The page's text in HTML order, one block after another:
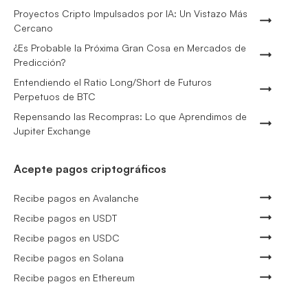
Proyectos Cripto Impulsados por IA: Un Vistazo Más
Cercano
¿Es Probable la Próxima Gran Cosa en Mercados de
Predicción?
Entendiendo el Ratio Long/Short de Futuros
Perpetuos de BTC
Repensando las Recompras: Lo que Aprendimos de
Jupiter Exchange
Acepte pagos criptográficos
Recibe pagos en Avalanche
Recibe pagos en USDT
Recibe pagos en USDC
Recibe pagos en Solana
Recibe pagos en Ethereum